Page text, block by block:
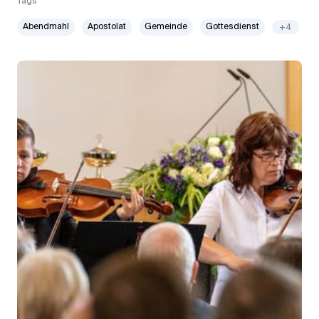
Abendmahl Apostolat Gemeinde Gottesdienst +4